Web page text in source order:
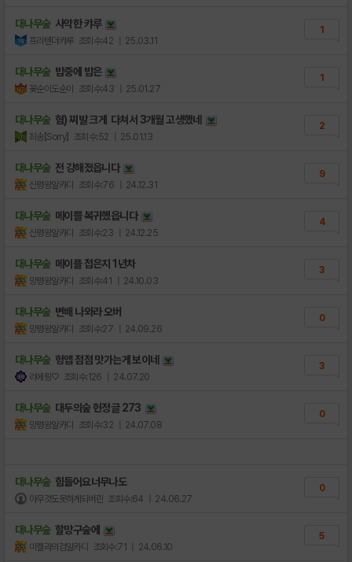
대나무숲 사악한 캬루
프리텐더캬루 조회수:42 | 25.03.11
1
대나무숲 밥중에 밥은
꽃순이도순이 조회수:43 | 25.01.27
1
대나무숲 혐) 찌발 크게 다쳐서 3개월 고생했네
죄송【Sorry】 조회수:52 | 25.01.13
2
대나무숲 전 강해졌읍니다
신령왕알카디 조회수:76 | 24.12.31
9
대나무숲 메이쁠 복귀했읍니다
신령왕알카디 조회수:23 | 24.12.25
4
대나무숲 메이플 접은지 1년차
망령왕알카디 조회수:41 | 24.10.03
3
대나무숲 변배 나와라 오버
망령왕알카디 조회수:27 | 24.09.26
0
대나무숲 헝앱 점점 맛가는게 보이네
리에링♡ 조회수:126 | 24.07.20
3
대나무숲 대두의숲 헌정글 273
망령왕알카디 조회수:32 | 24.07.08
0
대나무숲 힘들어요너무나도
아무것도못하게되버린 조회수:64 | 24.06.27
0
대나무숲 할망구숲에
미켈라의검알카디 조회수:71 | 24.06.10
5